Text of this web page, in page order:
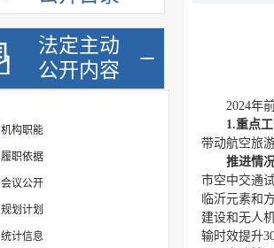
法定主动
公开内容
机构职能
履职依据
会议公开
规划计划
统计信息
2024年
1.重点
带动航空旅
推进情
市空中交通
临沂元素和
建设和无人
输时效提升